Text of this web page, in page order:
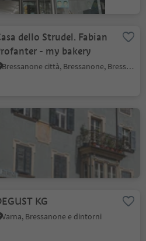
dello Strudel. Fabian
- my bakery
Bressanone città, Bressanone, Bressanone e dintorni
Fawa shoes
Bressanone città, Bressanone, Bressanone e dintorni
KG
Varna, Bressanone e dintorni